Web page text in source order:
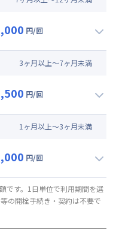
円/回
抜)
3ヶ月以上～7ヶ月未満
円/回
抜)
1 ヶ月以上～3ヶ月未満
円/回
です。1日単位で利用期間を選
の開栓手続き・契約は不要で